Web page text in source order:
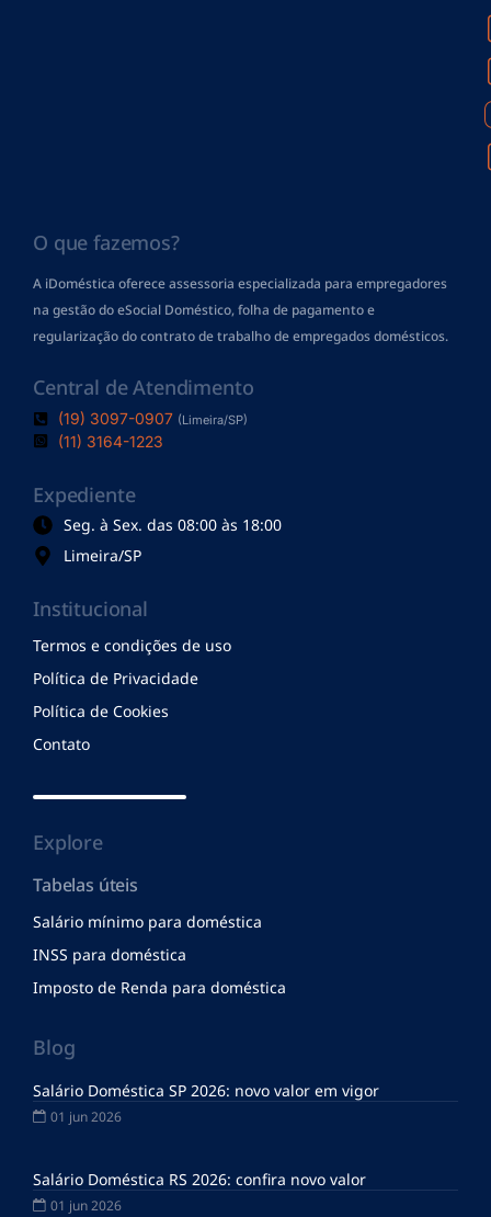
O que fazemos?
A iDoméstica oferece assessoria especializada para empregadores
na gestão do eSocial Doméstico, folha de pagamentoe
regularização do contrato de trabalho de empregados domésticos.
Central de Atendimento
(19) 3097-0907 (Limeira/SP)
(11) 3164-1223
Expediente
Seg. à Sex. das 08:00 às 18:00
Limeira/SP
Institucional
Termos e condições de uso
Política de Privacidade
Política de Cookies
Contato
Explore
Tabelas úteis
Salário mínimo para doméstica
INSS para doméstica
Imposto de Renda para doméstica
Blog
Salário Doméstica SP 2026: novo valor em vigor
01 jun 2026
Salário Doméstica RS 2026: confira novo valor
01 jun 2026